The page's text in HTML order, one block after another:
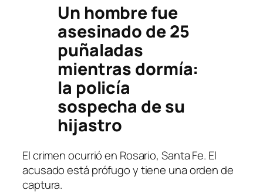
Un hombre fue
asesinado de 25
puñaladas
mientras dormía:
la policía
sospecha de su
hijastro
El crimen ocurrió en Rosario, Santa Fe. El
acusado está prófugo y tiene una orden de
captura.